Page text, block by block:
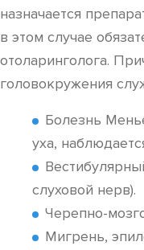
назначается
в этом случае
отоларинголога.
головокружения
Болезнь
уха,
слуховой нерв).
Черепно-
Мигрень,